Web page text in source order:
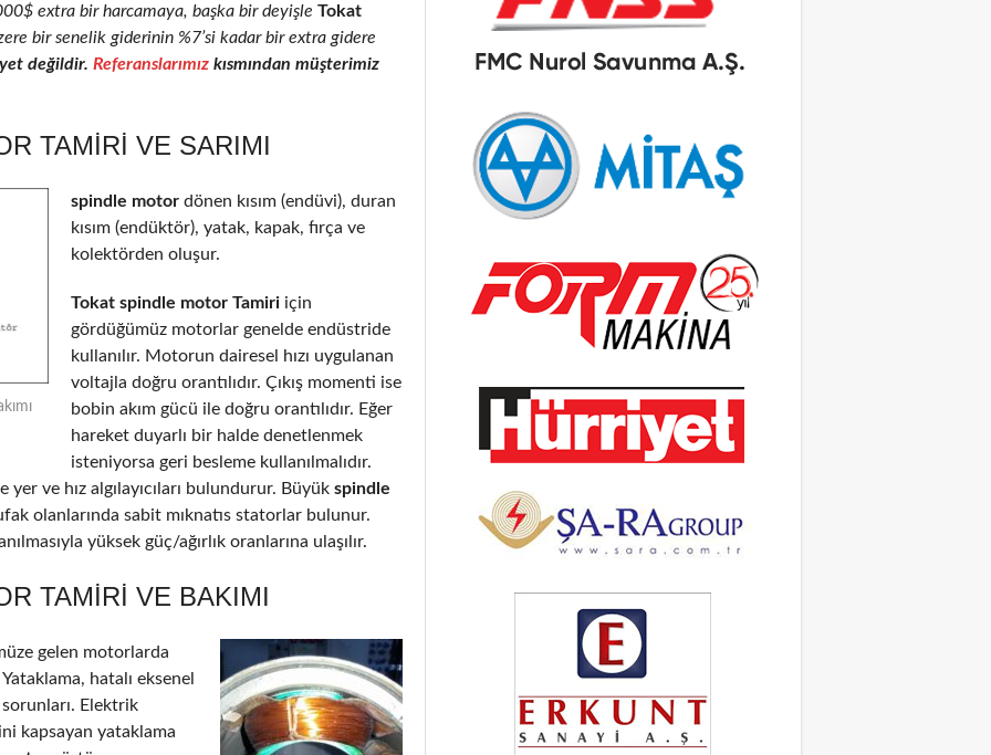
extra bir harcamaya, başka bir deyişle Tokat
bir senelik giderinin %7’si kadar bir extra gidere
değildir. Referanslarımız kısmından müşterimiz
TAMIRI VE SARIMI
spindle motor dönen kısım (endüvi), duran
kısım (endüktör), yatak, kapak, fırça ve
kolektörden oluşur.
Tokat spindle motor Tamiri için
gördüğümüz motorlar genelde endüstride
kullanılır. Motorun dairesel hızı uygulanan
voltajla doğru orantılıdır. Çıkış momenti ise
bobin akım gücü ile doğru orantılıdır. Eğer
hareket duyarlı bir halde denetlenmek
isteniyorsa geri besleme kullanılmalıdır.
ve hız algılayıcıları bulundurur. Büyük spindle
olanlarında sabit mıknatıs statorlar bulunur.
yüksek güç/ağırlık oranlarına ulaşılır.
TAMIRI VE BAKIMI
gelen motorlarda
hatalı eksenel
Elektrik
kapsayan yataklama